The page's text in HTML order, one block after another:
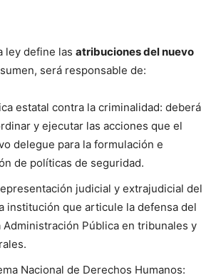
ley define las atribuciones del nuevo
será responsable de:
estatal contra la criminalidad: deberá
y ejecutar las acciones que el
delegue para la formulación e
de políticas de seguridad.
judicial y extrajudicial del
institución que articule la defensa del
Administración Pública en tribunales y
Nacional de Derechos Humanos: